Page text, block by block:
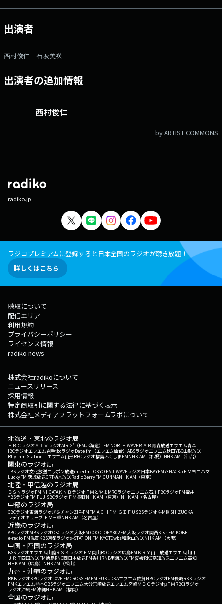
出演者
西村俊仁 石坂美咲
出演者の追加情報
西村俊仁
by ARTIST COMMONS
radiko.jp
ラジコプレミアムに登録すると日本全国のラジオが聴き放題！
詳しくはこちら
聴取について
配信エリア
利用規約
プライバシーポリシー
ライセンス情報
radiko news
株式会社radikoについて
ニュースリリース
採用情報
特定商取引に関する法律に基づく表示
株式会社メディアプラットフォームラボについて
北海道・東北のラジオ局
ＨＢＣラジオＳＴＶラジオAIR-G'（FM北海道） FM NORTH WAVEＲＡＢ青森放送エフエム青森
IBCラジオエフエム岩手tbcラジオDate fm（エフエム仙台） ABSラジオエフエム秋田YBC山形放送
Rhythm Station エフエム山形RFCラジオ福島ふくしまFMNHK AM（札幌） NHK AM（仙台）
関東のラジオ局
TBSラジオ文化放送ニッポン放送interfmTOKYO FMJ-WAVEラジオ日本BAYFM78NACK5 ＦＭヨコハマ
LuckyFM 茨城放送CRT栃木放送RadioBerryFM GUNMANHK AM（東京）
北陸・甲信越のラジオ局
ＢＳＮラジオFM NIIGATAＫＮＢラジオ ＦＭとやまMROラジオエフエム石川FBCラジオFM福井
YBSラジオFM FUJISBCラジオ ＦＭ長野NHK AM（東京） NHK AM（名古屋）
中部のラジオ局
CBCラジオ東海ラジオぎふチャンZIP-FMFM AICHI ＦＭ ＧＩＦＵ SBSラジオK-MIX SHIZUOKA
レディオキューブ ＦＭ三重NHK AM（名古屋）
近畿のラジオ局
ABCラジオMBSラジオOBCラジオ大阪FM COCOLOFM802FM大阪ラジオ関西Kiss FM KOBE
e-radio FM滋賀KBS京都ラジオα-STATION FM KYOTOwbs和歌山放送NHK AM（大阪）
中国・四国のラジオ局
BSSラジオエフエム山陰ＲＳＫラジオ ＦＭ岡山RCCラジオ広島FM ＫＲＹ山口放送エフエム山口
ＪＲＴ四国放送FM徳島RNC西日本放送FM香川RNB南海放送FM愛媛RKC高知放送エフエム高知
NHK AM（広島） NHK AM（松山）
九州・沖縄のラジオ局
RKBラジオKBCラジオLOVE FMCROSS FMFM FUKUOKAエフエム佐賀NBCラジオFM長崎RKKラジオ
FMKエフエム熊本OBSラジオエフエム大分宮崎放送エフエム宮崎ＭＢＣラジオμＦＭRBCiラジオ
ラジオ沖縄FM沖縄NHK AM（福岡）
全国のラジオ局